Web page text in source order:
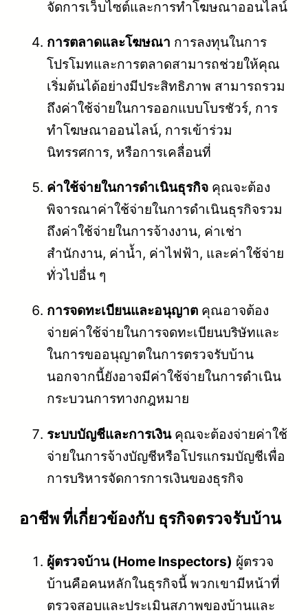
จัดการเว็บไซต์และการทำโฆษณาออนไลน์
การตลาดและโฆษณา การลงทุนในการ
โปรโมทและการตลาดสามารถช่วยให้คุณ
เริ่มต้นได้อย่างมีประสิทธิภาพ สามารถรวม
ถึงค่าใช้จ่ายในการออกแบบโบรชัวร์, การ
ทำโฆษณาออนไลน์, การเข้าร่วม
นิทรรศการ, หรือการเคลื่อนที่
ค่าใช้จ่ายในการดำเนินธุรกิจ คุณจะต้อง
พิจารณาค่าใช้จ่ายในการดำเนินธุรกิจรวม
ถึงค่าใช้จ่ายในการจ้างงาน, ค่าเช่า
สำนักงาน, ค่าน้ำ, ค่าไฟฟ้า, และค่าใช้จ่าย
ทั่วไปอื่น ๆ
การจดทะเบียนและอนุญาต คุณอาจต้อง
จ่ายค่าใช้จ่ายในการจดทะเบียนบริษัทและ
ในการขออนุญาตในการตรวจรับบ้าน
นอกจากนี้ยังอาจมีค่าใช้จ่ายในการดำเนิน
กระบวนการทางกฎหมาย
ระบบบัญชีและการเงินคุณจะต้องจ่ายค่าใช้
จ่ายในการจ้างบัญชีหรือโปรแกรมบัญชีเพื่อ
การบริหารจัดการการเงินของธุรกิจ
อาชีพ ที่เกี่ยวข้องกับ ธุรกิจตรวจรับบ้าน
ผู้ตรวจบ้าน (Home Inspectors) ผู้ตรวจ
บ้านคือคนหลักในธุรกิจนี้ พวกเขามีหน้าที่
ตรวจสอบและประเมินสภาพของบ้านและ